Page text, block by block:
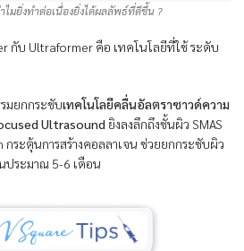
ไมยิ่งทำต่อเนื่องยิ่งได้ผลลัพธ์ที่ดีขึ้น ?
กับ Ultraformer คือ เทคโนโลยีที่ใช้ ระดับ
มยกกระชับเทคโนโลยีคลื่นอัลตราซาวด์ความ
Ultrasound ยิงลงลึกถึงชั้นผิว SMAS
ระตุ้นการสร้างคอลลาเจน ช่วยยกกระชับผิว
ระมาณ 5-6 เดือน